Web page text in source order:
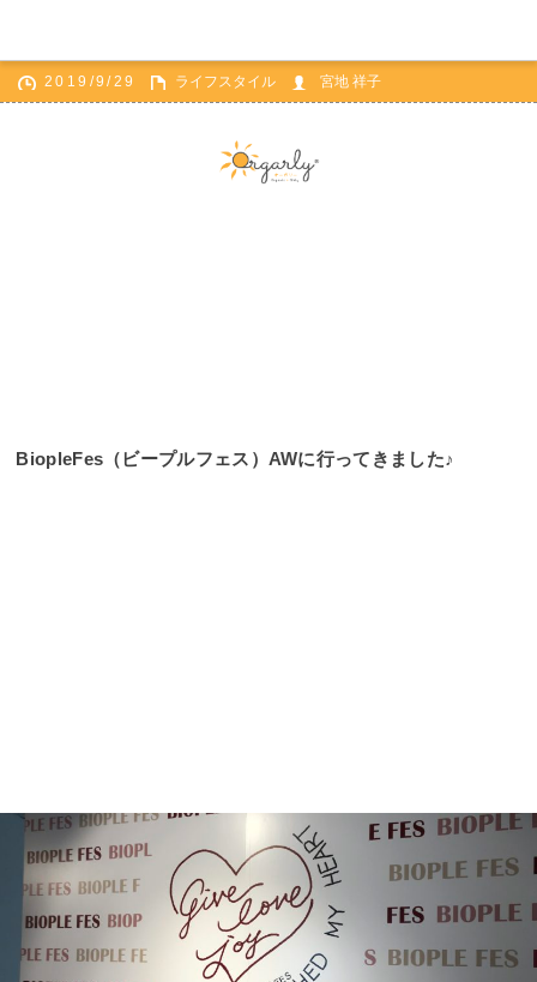
ホーム
ライフスタイル
BiopleFes（ビープルフェス）AWに行ってきました♪
2019/9/29 ライフスタイル 宮地 祥子
BiopleFes（ビープルフェス）AWに行ってきました♪